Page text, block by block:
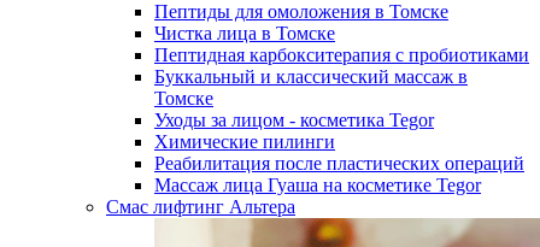
Пептиды для омоложения в Томске
Чистка лица в Томске
Пептидная карбокситерапия с пробиотиками
Буккальный и классический массаж в
Томске
Уходы за лицом - косметика Tegor
Химические пилинги
Реабилитация после пластических операций
Массаж лица Гуаша на косметике Tegor
Смас лифтинг Альтера